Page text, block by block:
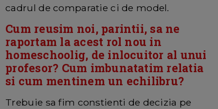
cadrul de comparatie ci de model.
Cum reusim noi, parintii, sa ne
raportam la acest rol nou in
homeschoolig, de inlocuitor al unui
profesor? Cum imbunatatim relatia
si cum mentinem un echilibru?
Trebuie sa fim constienti de decizia pe